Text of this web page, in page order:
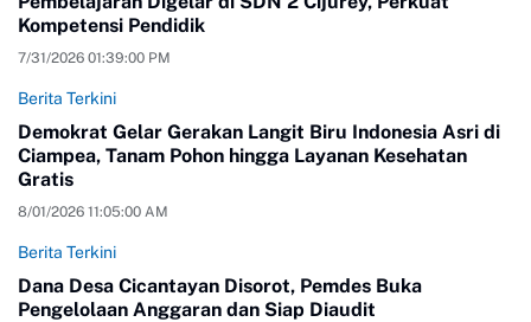
Kompetensi Pendidik
7/31/2026 01:39:00 PM
Berita Terkini
Demokrat Gelar Gerakan Langit Biru Indonesia Asri di
Ciampea, Tanam Pohon hingga Layanan Kesehatan
Gratis
8/01/2026 11:05:00 AM
Berita Terkini
Dana Desa Cicantayan Disorot, Pemdes Buka
Pengelolaan Anggaran dan Siap Diaudit